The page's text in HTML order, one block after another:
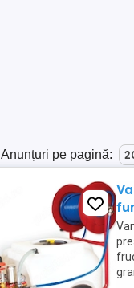
Anunțuri pe pagină: